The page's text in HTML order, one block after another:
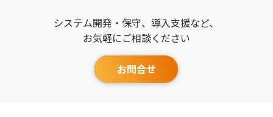
システム開発・保守、導入支援など、
お気軽にご相談ください
お問合せ